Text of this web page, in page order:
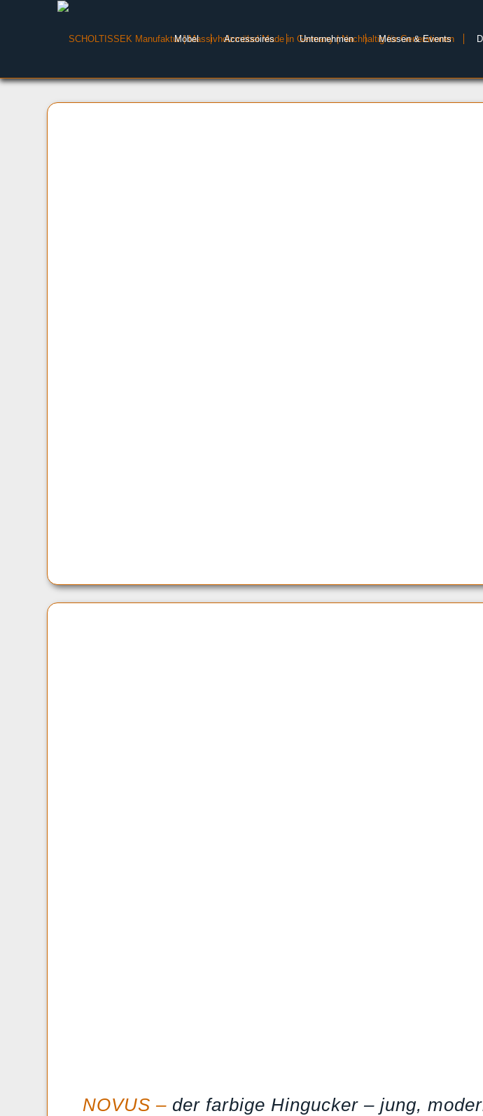
Möbel Accessoires Unternehmen Messen & Events
NOVUS – der farbige Hingucker – jung,